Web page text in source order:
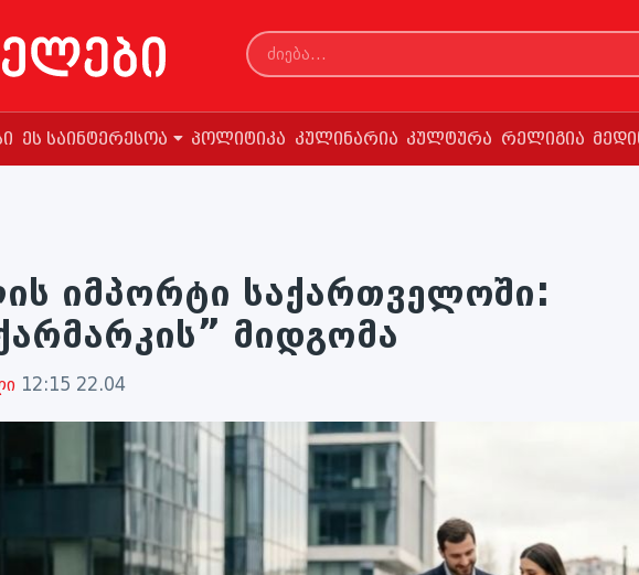
ეს საინტერესოა პოლიტიკა კულინარია კულტურა რელიგია
იმპორტი საქართველოში:
მიდგომა
12:15 22.04